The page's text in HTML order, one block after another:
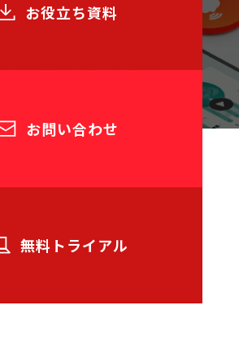
お役立ち資料
お問い合わせ
無料トライアル